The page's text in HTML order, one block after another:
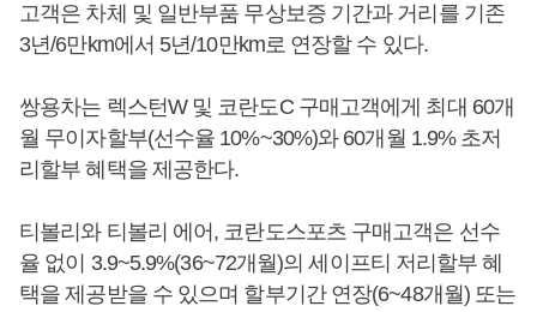
고객은 차체 및 일반부품 무상보증 기간과 거리를 기존
3년/6만km에서 5년/10만km로 연장할 수 있다.
쌍용차는 렉스턴W 및 코란도C 구매고객에게 최대 60개
월 무이자할부(선수율 10%~30%)와 60개월 1.9% 초저
리할부 혜택을 제공한다.
티볼리와 티볼리 에어, 코란도스포츠 구매고객은 선수
율 없이 3.9~5.9%(36~72개월)의 세이프티 저리할부 혜
택을 제공받을 수 있으며 할부기간 연장(6~48개월) 또는